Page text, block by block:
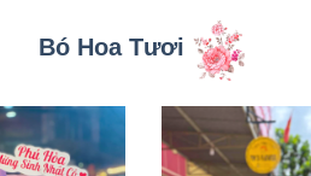
Bó Hoa Tươi